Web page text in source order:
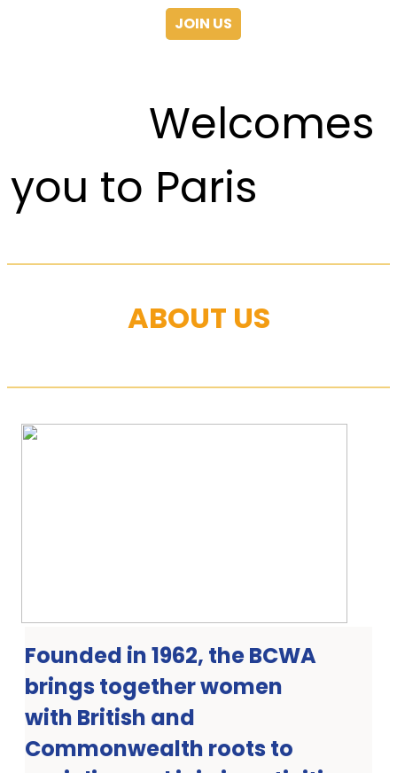
JOIN US
Welcomes
you to Paris
ABOUT US
Founded in 1962, the BCWA
brings together women
with British and
Commonwealth roots to